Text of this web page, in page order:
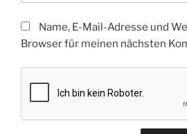
Name, E-Mail-Adresse und
Browser für meinen nächsten